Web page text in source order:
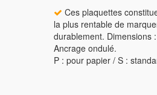
Ces plaquettes
la plus rentable de
durablement. Dimensions
Ancrage ondulé.
P : pour papier / S :